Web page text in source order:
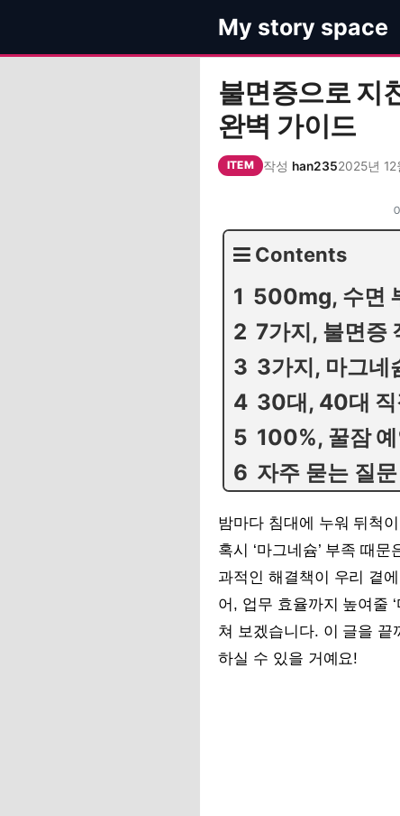
츠
My story space
불면증으로 지
완벽 가이드
ITEM 작성 han2352025년 12
Contents
500mg, 수면
7가지, 불면증
3가지, 마그네
30대, 40대 직
100%, 꿀잠
자주 묻는 질문
밤마다 침대에 누워 뒤척
혹시 ‘마그네슘’ 부족 때
과적인 해결책이 우리 곁
어, 업무 효율까지 높여줄
쳐 보겠습니다. 이 글을
하실 수 있을 거예요!